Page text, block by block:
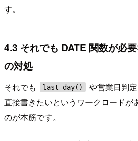
す。
4.3 それでも DATE 関数が必
の対処
それでも last_day()
や営業日判
直接書きたいというワークロードが
のが本筋です。